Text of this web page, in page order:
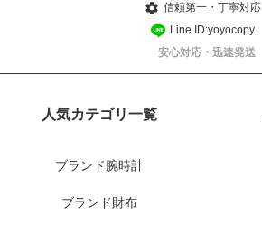
信頼第一・丁寧対応
Line ID:yoyocopy
安心対応・迅速発送
人気カテゴリ一覧
ブランド腕時計
ブランド財布